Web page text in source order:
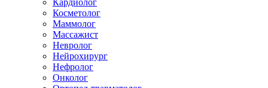
Кардиолог
Косметолог
Маммолог
Массажист
Невролог
Нейрохирург
Нефролог
Онколог